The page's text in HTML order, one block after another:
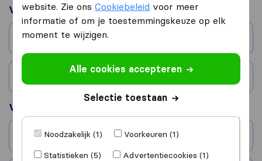
Verhuisd van
Stad
Verhuisd naar
Stad
website. Zie onsCookiebeleid voor meer
informatie of om je toestemmingskeuze op elk
moment te wijzigen.
Alle cookies accepteren
Selectie toestaan
Noodzakelijk (1)
Voorkeuren (1)
Statistieken (5)
Advertentiecookies (1)